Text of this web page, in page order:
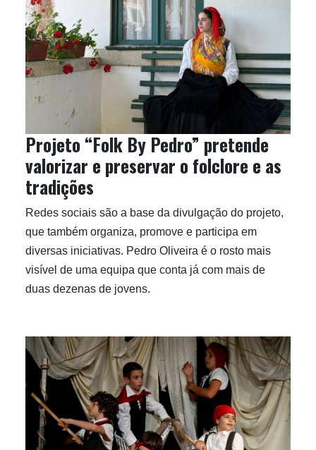
Projeto “Folk By Pedro” pretende
valorizar e preservar o folclore e as
tradições
Redes sociais são a base da divulgação do projeto,
que também organiza, promove e participa em
diversas iniciativas. Pedro Oliveira é o rosto mais
visível de uma equipa que conta já com mais de
duas dezenas de jovens.